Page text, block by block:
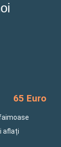
65 Euro
aflați